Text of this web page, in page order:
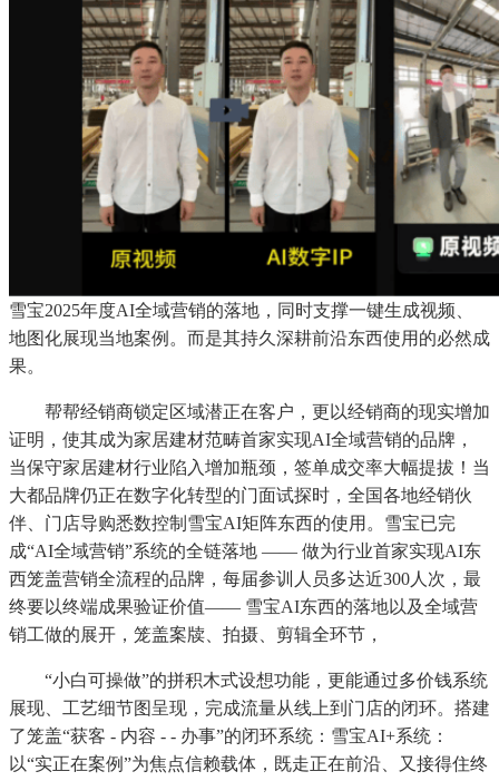
雪宝2025年度AI全域营销的落地，同时支撑一键生成视频、
地图化展现当地案例。而是其持久深耕前沿东西使用的必然成
果。
帮帮经销商锁定区域潜正在客户，更以经销商的现实增加
证明，使其成为家居建材范畴首家实现AI全域营销的品牌，
当保守家居建材行业陷入增加瓶颈，签单成交率大幅提拔！当
大都品牌仍正在数字化转型的门面试探时，全国各地经销伙
伴、门店导购悉数控制雪宝AI矩阵东西的使用。雪宝已完
成“AI全域营销”系统的全链落地 —— 做为行业首家实现AI东
西笼盖营销全流程的品牌，每届参训人员多达近300人次，最
终要以终端成果验证价值—— 雪宝AI东西的落地以及全域营
销工做的展开，笼盖案牍、拍摄、剪辑全环节，
“小白可操做”的拼积木式设想功能，更能通过多价钱系统
展现、工艺细节图呈现，完成流量从线上到门店的闭环。搭建
了笼盖“获客 - 内容 - - 办事”的闭环系统：雪宝AI+系统：
以“实正在案例”为焦点信赖载体，既走正在前沿、又接得住终